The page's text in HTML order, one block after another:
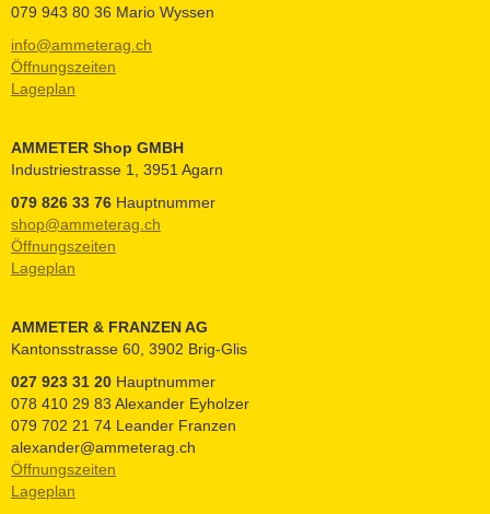
079 943 80 36 Mario Wyssen
info@ammeterag.ch
Öffnungszeiten
Lageplan
AMMETER Shop GMBH
Industriestrasse 1, 3951 Agarn
079 826 33 76 Hauptnummer
shop@ammeterag.ch
Öffnungszeiten
Lageplan
AMMETER & FRANZEN AG
Kantonsstrasse 60, 3902 Brig-Glis
027 923 31 20 Hauptnummer
078 410 29 83 Alexander Eyholzer
079 702 21 74 Leander Franzen
alexander@ammeterag.ch
Öffnungszeiten
Lageplan